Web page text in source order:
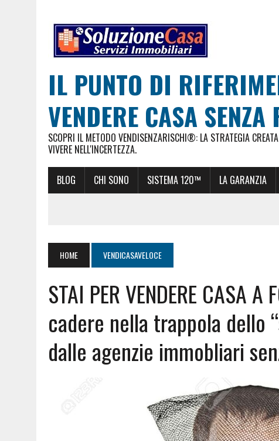
IL PUNTO DI
VENDERE CASA
SCOPRI IL METODO VENDISENZARISCHI®: LA STRATEGIA
VIVERE NELL'INCERTEZZA.
BLOG CHI SONO SISTEMA 120™ LA GARANZIA
HOME VENDICASAVELOCE
STAI PER VENDERE CASA
cadere nella trappola dello
dalle agenzie immobliari